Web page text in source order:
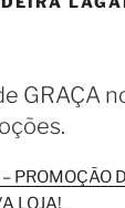
GRAÇA
PROMOÇÃO
LOJA!